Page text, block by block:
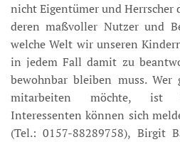
nicht Eigentümer und Herrscher
deren maßvoller Nutzer und
welche Welt wir unseren
in jedem Fall damit zu
bewohnbar bleiben muss.
mitarbeiten möchte, ist
Interessenten können sich
(Tel.: 0157-88289758), Birgit